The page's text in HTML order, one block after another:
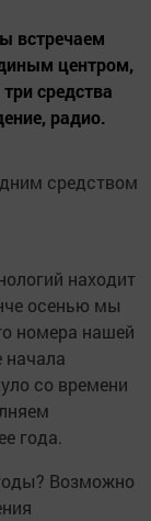
встречаем
центром,
средства
радио.
средством
на­ходит
осенью мы
номера нашей
начала
со времени
года.
Воз­можно